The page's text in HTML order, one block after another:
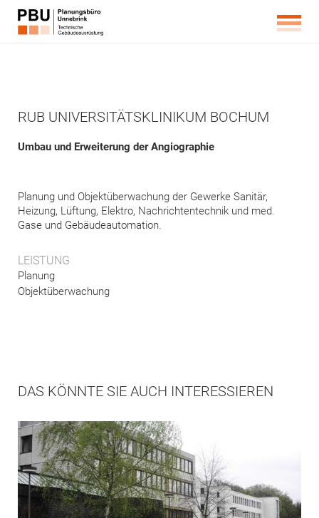
RUB UNIVERSITÄTSKLINIKUM BOCHUM
Umbau und Erweiterung der Angiographie
Planung und Objektüberwachung der Gewerke Sanitär,
Heizung, Lüftung, Elektro, Nachrichtentechnik und med.
Gase und Gebäudeautomation.
LEISTUNG
Planung
Objektüberwachung
DAS KÖNNTE SIE AUCH INTERESSIEREN